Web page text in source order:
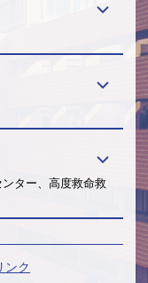
ター、高度救命救
ンク